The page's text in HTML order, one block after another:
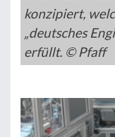
konzipiert,
„deutsches
erfüllt. © Pfaff